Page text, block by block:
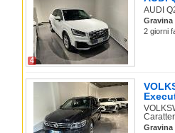
4
AUDI
Gravina
2 giorni
Gravina